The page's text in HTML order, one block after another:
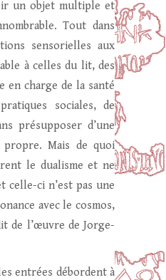
un objet multiple et
Tout dans
sensorielles aux
à celles du lit, des
en charge de la santé
sociales, de
présupposer d’une
propre. Mais de quoi
le dualisme et ne
celle-ci n’est pas une
avec le cosmos,
de l’œuvre de Jorge-
entrées débordent à